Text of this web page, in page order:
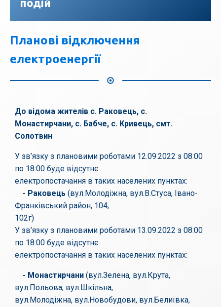
подій
Планові відключення
електроенергії
До відома жителів с. Раковець, с.
Монастирчани, с. Бабче, с. Кривець, смт.
Солотвин
У зв’язку з плановими роботами 12.09.2022 з 08:00
по 18:00 буде відсутнє
електропостачання в таких населених пунктах:
- Раковець (вул.Молодіжна, вул.В.Стуса, Івано-
Франківський район, 104,
102г)
У зв’язку з плановими роботами 13.09.2022 з 08:00
по 18:00 буде відсутнє
електропостачання в таких населених пунктах:
- Монастирчани (вул.Зелена, вул.Крута,
вул.Польова, вул.Шкільна,
вул.Молодіжна, вул.Новобудови, вул.Белиївка,